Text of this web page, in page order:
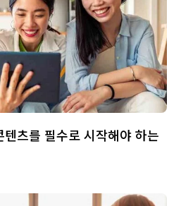
츠를 필수로 시작해야 하는